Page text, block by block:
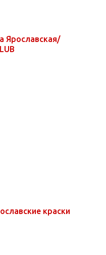
Ярославская/
краски